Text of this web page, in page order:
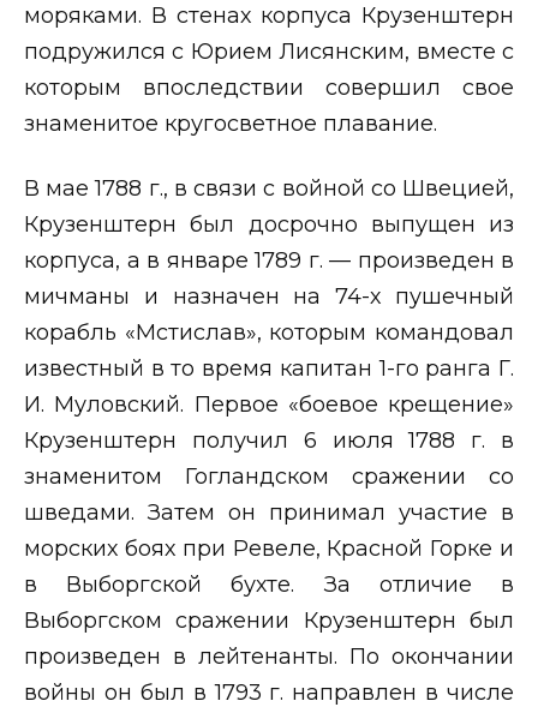
моряками. В стенах корпуса Крузенштерн
подружился с Юрием Лисянским, вместе с
которым впоследствии совершил свое
знаменитое кругосветное плавание.
В мае 1788 г., в связи с войной со Швецией,
Крузенштерн был досрочно выпущен из
корпуса, а в январе 1789 г. — произведен в
мичманы и назначен на 74-х пушечный
корабль «Мстислав», которым командовал
известный в то время капитан 1-го ранга Г.
И. Муловский. Первое «боевое крещение»
Крузенштерн получил 6 июля 1788 г. в
знаменитом Гогландском сражении со
шведами. Затем он принимал участие в
морских боях при Ревеле, Красной Горке и
в Выборгской бухте. За отличие в
Выборгском сражении Крузенштерн был
произведен в лейтенанты. По окончании
войны он был в 1793 г. направлен в числе